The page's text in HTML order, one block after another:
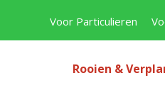
Voor Particulieren
Rooien &